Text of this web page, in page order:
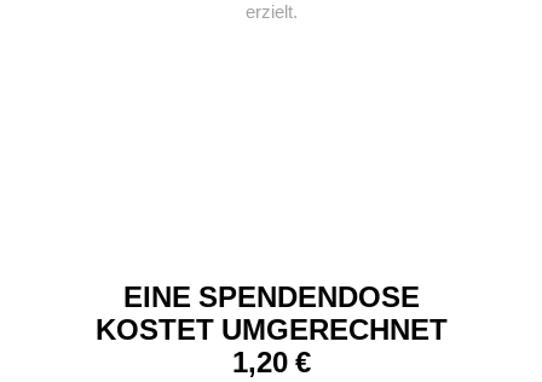
erzielt.
EINE SPENDENDOSE
KOSTET UMGERECHNET
1,20 €